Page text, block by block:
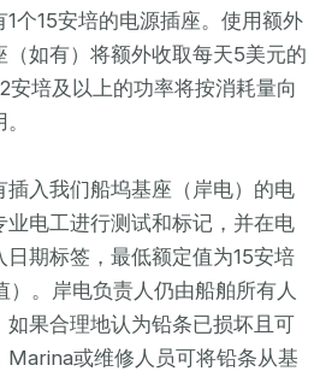
1个15安培的电源插座。使用额外
（如有）将额外收取每天5美元的
安培及以上的功率将按消耗量向
插入我们船坞基座（岸电）的电
业电工进行测试和标记，并在电
日期标签，最低额定值为15安培
）。岸电负责人仍由船舶所有人
如果合理地认为铅条已损坏且可
Marina或维修人员可将铅条从基